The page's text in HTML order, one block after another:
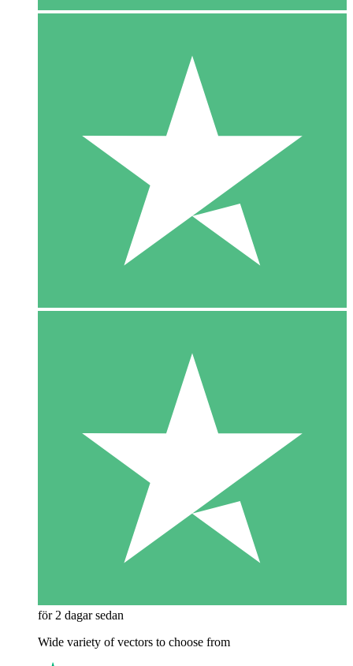
för 2 dagar sedan
Wide variety of vectors to choose from